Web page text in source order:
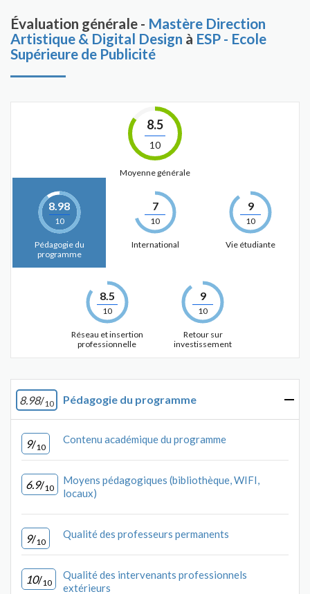
Évaluation générale - Mastère Direction
Artistique & Digital Design à ESP - Ecole
Supérieure de Publicité
8.5
10
Moyenne générale
8.98
10
Pédagogie du
programme
7
10
International
9
10
Vie étudiante
8.5
10
Réseau et insertion
professionnelle
9
10
Retour sur
investissement
8.98/10 Pédagogie du programme
9/10
Contenu académique du programme
6.9/10
Moyens pédagogiques (bibliothèque, WIFI,
locaux)
9/10
Qualité des professeurs permanents
10/10
Qualité des intervenants professionnels
extérieurs